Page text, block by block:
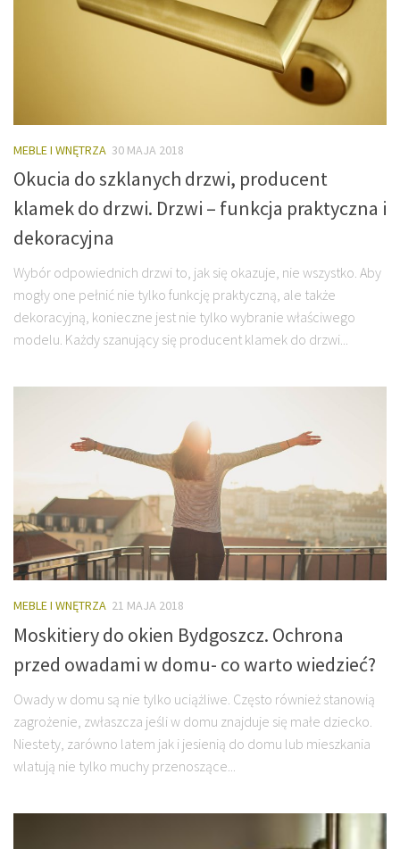
MEBLE I WNĘTRZA 30 MAJA 2018
Okucia do szklanych drzwi, producent
klamek do drzwi. Drzwi – funkcja praktyczna i
dekoracyjna
Wybór odpowiednich drzwi to, jak się okazuje, nie wszystko. Aby
mogły one pełnić nie tylko funkcję praktyczną, ale także
dekoracyjną, konieczne jest nie tylko wybranie właściwego
modelu. Każdy szanujący się producent klamek do drzwi...
MEBLE I WNĘTRZA 21 MAJA 2018
Moskitiery do okien Bydgoszcz. Ochrona
przed owadami w domu- co warto wiedzieć?
Owady w domu są nie tylko uciążliwe. Często również stanowią
zagrożenie, zwłaszcza jeśli w domu znajduje się małe dziecko.
Niestety, zarówno latem jak i jesienią do domu lub mieszkania
wlatują nie tylko muchy przenoszące...